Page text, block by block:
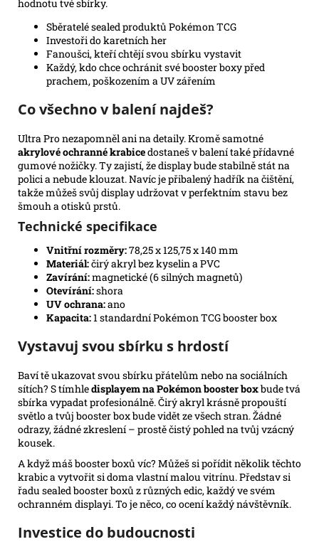
hodnotu tvé sbírky.
Sběratelé sealed produktů Pokémon TCG
Investoři do karetních her
Fanoušci, kteří chtějí svou sbírku vystavit
Každý, kdo chce ochránit své booster boxy před
prachem, poškozením a UV zářením
Co všechno v balení najdeš?
Ultra Pro nezapomněl ani na detaily. Kromě samotné
akrylové ochranné krabicedostaneš v balení také přídavné
gumové nožičky. Ty zajistí, že display bude stabilně stát na
polici a nebude klouzat. Navíc je přibalený hadřík na čištění,
takže můžeš svůj display udržovat v perfektním stavu bez
šmouh a otisků prstů.
Technické specifikace
Vnitřní rozměry:78,25 x 125,75 x 140 mm
Materiál:čirý akryl bez kyselin a PVC
Zavírání:magnetické (6 silných magnetů)
Otevírání:shora
UV ochrana:ano
Kapacita:1 standardní Pokémon TCG booster box
Vystavuj svou sbírku s hrdostí
Baví tě ukazovat svou sbírku přátelům nebo na sociálních
sítích? S tímhledisplayem na Pokémon booster boxbude tvá
sbírka vypadat profesionálně. Čirý akryl krásně propouští
světlo a tvůj booster box bude vidět ze všech stran. Žádné
odrazy, žádné zkreslení – prostě čistý pohled na tvůj vzácný
kousek.
A když máš booster boxů víc? Můžeš si pořídit několik těchto
krabic a vytvořit si doma vlastní malou vitrínu. Představ si
řadu sealed booster boxů z různých edic, každý ve svém
ochranném displayi. To je něco, co ocení každý návštěvník.
Investice do budoucnosti